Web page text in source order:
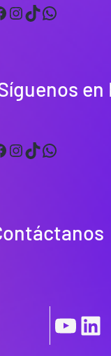
InstagramTikTok WhatsApp
InstagramTikTok WhatsApp
YouTube LinkedIn